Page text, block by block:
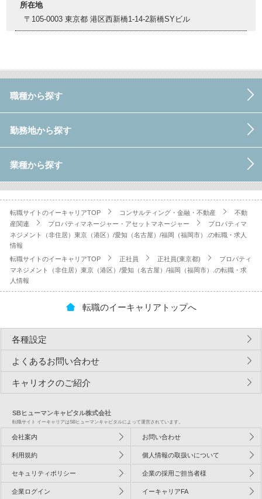
所在地
〒105-0003 東京都 港区西新橋1-14-2新橋SYビル
職種から探す
勤務地から探す
業種から探す
転職サイトのイーキャリアTOP コンサルティング・金融・不動産
不動
産関連
プロパティマネージャー・アセットマネージャー
プロパティマ
ネジメント（非住居）東京（港区）/愛知（名古屋）/福岡（福岡市）.の転職・求人
情報
転職サイトのイーキャリアTOP
正社員 正社員(東京都)
プロパティ
マネジメント（非住居）東京（港区）/愛知（名古屋）/福岡（福岡市）.の転職・求
人情報
転職のイーキャリアトップへ
各種設定
よくあるお問い合わせ
キャリオクのご紹介
SBヒューマンキャピタル株式会社
転職サイト イーキャリアはSBヒューマンキャピタルによって運営されています。
会社案内 お問い合わせ
利用規約 個人情報の取扱いについて
セキュリティポリシー 企業の採用ご担当者様
企業ログイン イーキャリアFA